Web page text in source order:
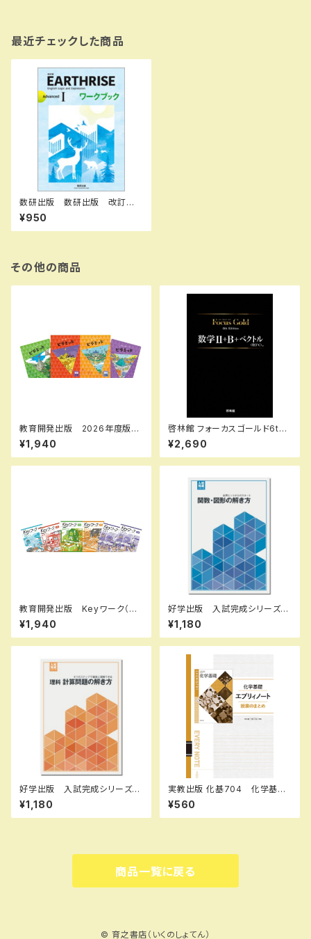
最近チェックした商品
数研出版 数研出版 改訂版 E
ARTHRISE English Logic an
d Expression I Advanced
ワークブック 新品 問題集本
し ISBN：9784410372742
ISBN-10：B0GW5L46GF
SKU：004018752
¥950
その他の商品
教育開発出版 2026年度版
ピラミッド 社会 小5，6 各
学年（選択ください） 問題集本
体と別冊解答つき 新品完全セ
¥1,940
啓林館 フォーカスゴールド6th
Edition 数学Ⅱ+B+C（ベクト
ル） 新品 問題集本体と別冊
解答つき ISBN：978440226
¥2,690
教育開発出版 Keyワーク（キ
ーワーク）＋ Keyテスト（キーテ
スト）2冊セット 地理 I,II 歴史
I,II（ご選択ください） 2026年
¥1,940
好学出版 入試完成シリーズ
関数・図形の解き方 2026年
度版 新品完全セット ISBN：
B0D3B6JKYT ISBN-10：B
¥1,180
好学出版 入試完成シリーズ
理科 計算問題の解き方 202
6年度版 新品完全セット ISB
N：B0D3B7N5ZH ISBN-1
¥1,180
実教出版 化基704 化学基礎
エブリィノート 授業のまとめ
新品 問題集本体のみ 別冊
解答なし ISBN：97844073
¥560
商品一覧に戻る
© 育之書店（いくのしょてん）